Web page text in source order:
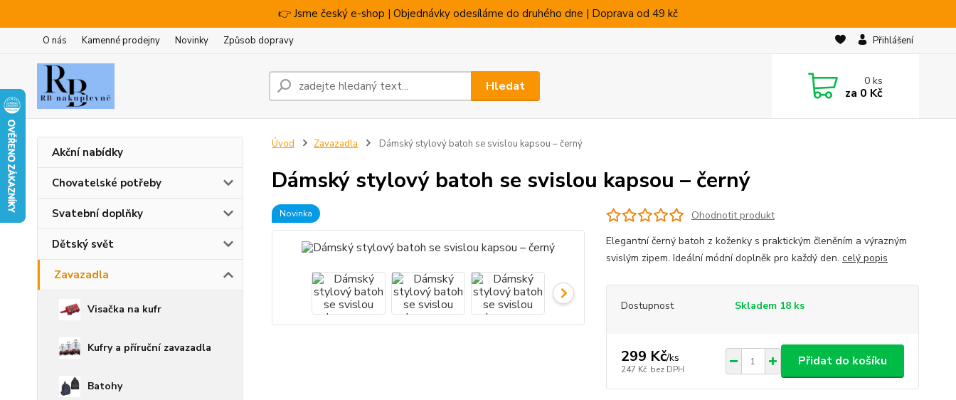
👉 Jsme český e-shop | Objednávky odesíláme do druhého dne | Doprava od 49 kč
O nás Kamenné prodejny Novinky Způsob dopravy Přihlášení
Hledat 0ks
za 0 Kč
Akční nabídky
Chovatelské potřeby
Svatební doplňky
Dětský svět
Zavazadla
Visačka na kufr
Kufry a příruční zavazadla
Batohy
Úvod Zavazadla Dámský stylový batoh se svislou kapsou – černý
Dámský stylový batoh se svislou kapsou – černý
Novinka
Ohodnotit produkt
Elegantní černý batoh z koženky s praktickým členěním a výrazným
svislým zipem. Ideální módní doplněk pro každý den. celý popis
Dostupnost Skladem 18 ks
299 Kč/ks
247 Kč bez DPH
Přidat do košíku